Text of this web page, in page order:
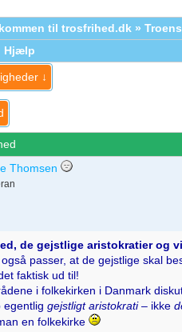
til trosfrihed.dk »
Hjælp
↓
Thomsen
de gejstlige aristokratier og
passer, at de gejstlige skal
faktisk ud til!
i folkekirken i Danmark
egentlig gejstligt aristokrati– ikke
en folkekirke